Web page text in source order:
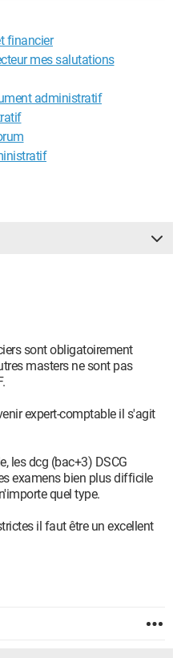
financier
mes salutations
administratif
sont obligatoirement
masters ne sont pas
expert-comptable il s'agit
les dcg (bac+3) DSCG
examens bien plus difficile
quel type.
il faut être un excellent